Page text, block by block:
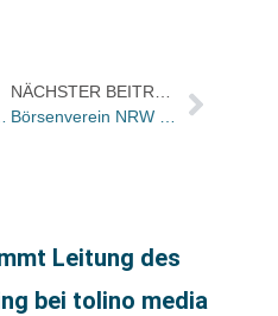
Leitung des
bei tolino media